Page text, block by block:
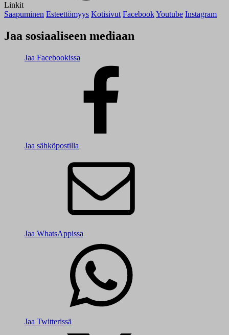
Linkit
Saapuminen Esteettömyys Kotisivut FacebookYoutube Instagram
Jaa sosiaaliseen mediaan
Jaa Facebookissa
Jaa sähköpostilla
Jaa WhatsAppissa
Jaa Twitterissä